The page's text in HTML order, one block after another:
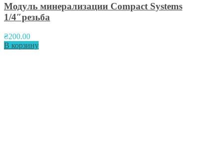
Модуль минерализации Compact Systems
1/4″резьба
₴200.00
В корзину